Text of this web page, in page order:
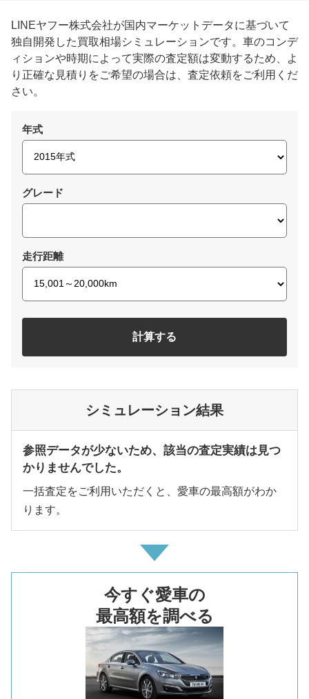
LINEヤフー株式会社が国内マーケットデータに基づいて
独自開発した買取相場シミュレーションです。車のコンデ
ィションや時期によって実際の査定額は変動するため、よ
り正確な見積りをご希望の場合は、査定依頼をご利用くだ
さい。
年式
グレード
走行距離
計算する
シミュレーション結果
参照データが少ないため、該当の査定実績は見つ
かりませんでした。
一括査定をご利用いただくと、愛車の最高額がわか
ります。
今すぐ愛車の
最高額を調べる